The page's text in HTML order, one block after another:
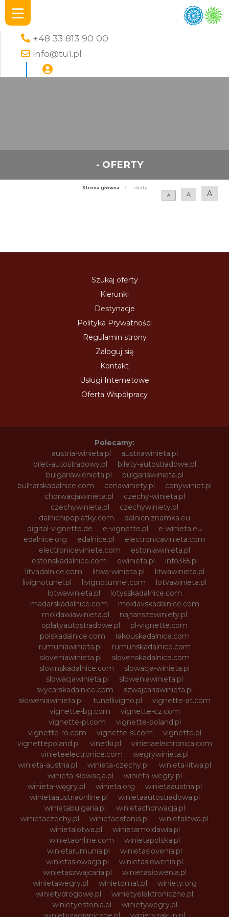
+48 33 813 90 00
info@tu1.pl
- OFERTY
Strona główna /
- oferty
A
A A
Szukaj oferty
Kierunki
Destynacje
Polityka Prywatności
Regulamin strony
Zaloguj się
Kontakt
Usługi Internetowe
Oferta Współpracy
Polecamy:
austria-winieta.pl
austriawinieta.pl
bilet-autostradowy.pl
bilety-autostradowe.pl
bulgariawienieta.pl
bulgariawinieta.pl
bulharskadalnice.com
cenawiniety.pl
cenywiniet.pl
chorwacjawinieta.pl
czechy-winieta.pl
czechywinieta.pl
czechywiniety.pl
dalnicnipoplatky.com
dalnicniznamka.eu
digital-vignette.de
e-vignette.pl
e-winieta.eu
edalnice.org
edalnice.pl
electronicavinieta.com
electroniceviniete.com
estoniawinieta.pl
estonskadalnice.com
ewinieta.pl
info365.pl
litvadalnice.com
litwa-winieta.pl
litwawinieta.pl
livignotunel.pl
livignotunnel.com
lotvawinieta.pl
lotwawinieta.pl
lotysskadalnice.com
madarskadalnice.com
moldavskadalnice.com
moldawiawinieta.pl
najtanszewiniety.pl
oplatyautostradowe.pl
pl-vignette.com
polskadalnice.com
rakouskadalnice.com
rumuniawinieta.pl
rumunskadalnice.com
sloveniawinieta.pl
slovenskadalnice.com
slovinskadalnice.com
slowacja-winieta.pl
slowacjawinieta.pl
sloweniawinieta.pl
svycarskadalnice.com
szwajcariawinieta.pl
słoweniawinieta.pl
tunellivigno.pl
vignette-at.com
vignette-bg.com
vignette-cz.com
vignette-pl.com
vignette-poland.pl
vignette-ro.com
vignette-si.com
vignette.pl
vignettepoland.pl
vinetki.pl
vinietaelectronica.com
vinieteelectronice.com
wegrywinieta.pl
winieta-austria.pl
winieta-czechy.pl
winieta-litwa.pl
winieta-słowacja.pl
winieta-wegry.pl
winieta-węgry.pl
winieta.org
winietaaustria.pl
winietaaustriaonline.pl
winietaautostradowa.pl
winietabulgaria.pl
winietachorwacja.pl
winietaczechy.pl
winietaestonia.pl
winietalitwa.pl
winietalotwa.pl
winietamoldawia.pl
winietaonline.com
winietapolska.pl
winietarumunia.pl
winietaslovenia.pl
winietaslowacja.pl
winietaslowenia.pl
winietaszwajcaria.pl
winietasłowenia.pl
winietawegry.pl
winietomat.pl
winiety.org
winietydrogowe.pl
winietyelektroniczne.pl
winietyestonia.pl
winietywegry.pl